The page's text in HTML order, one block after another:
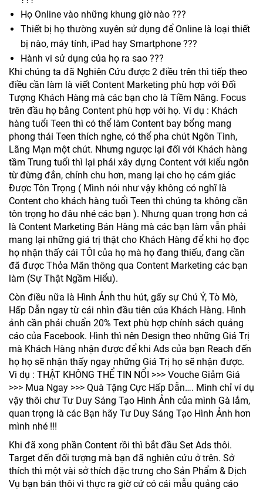
Họ Online vào những khung giờ nào ???
Thiết bị họ thường xuyên sử dụng để Online là loại thiết
bị nào, máy tính, iPad hay Smartphone ???
Hành vi sử dụng của họ ra sao ???
Khi chúng ta đã Nghiên Cứu được 2 điều trên thì tiếp theo
điều cần làm là viết Content Marketing phù hợp với Đối
Tượng Khách Hàng mà các bạn cho là Tiềm Năng. Focus
trên đầu họ bằng Content phù hợp với họ. Ví dụ : Khách
hàng tuổi Teen thì có thể làm Content bay bổng mang
phong thái Teen thích nghe, có thể pha chút Ngôn Tình,
Lãng Mạn một chút. Nhưng ngược lại đối với Khách hàng
tầm Trung tuổi thì lại phải xây dựng Content với kiểu ngôn
từ đừng đắn, chỉnh chu hơn, mang lại cho họ cảm giác
Được Tôn Trọng ( Mình nói như vậy không có nghĩ là
Content cho khách hàng tuổi Teen thì chúng ta không cần
tôn trọng ho đâu nhé các bạn ). Nhưng quan trọng hơn cả
là Content Marketing Bán Hàng mà các bạn làm vẫn phải
mang lại những giá trị thật cho Khách Hàng để khi họ đọc
họ nhận thấy cái TÔI của họ mà họ đang thiếu, đang cần
đã được Thỏa Mãn thông qua Content Marketing các bạn
làm (Sự Thật Ngầm Hiểu).
Còn điều nữa là Hình Ảnh thu hút, gấy sự Chú Ý, Tò Mò,
Hấp Dẫn ngay từ cái nhìn đầu tiên của Khách Hàng. Hình
ảnh cần phải chuẩn 20% Text phù hợp chính sách quảng
cáo của Facebook. Hình thì nên Design theo những Giá Trị
mà Khách Hàng nhận được để khi Ads của bạn Reach đến
họ họ sẽ nhận thấy ngay những Giá Trị họ sẽ nhận được.
Vi dụ : THẬT KHÔNG THỂ TIN NỔI >>> Vouche Giảm Giá
>>> Mua Ngay >>> Quà Tặng Cực Hấp Dẫn…. Mình chỉ ví dụ
vậy thôi chư Tư Duy Sáng Tạo Hình Ảnh của mình Gà lắm,
quan trọng là các Bạn hãy Tư Duy Sáng Tạo Hình Ảnh hơn
mình nhé !!!
Khi đã xong phần Content rồi thì bắt đầu Set Ads thôi.
Target đến đối tượng mà bạn đã nghiên cứu ở trên. Sở
thích thì một vài sở thích đặc trưng cho Sản Phẩm & Dịch
Vụ bạn bán thôi vì thực ra giờ cứ có cái mẫu quảng cáo